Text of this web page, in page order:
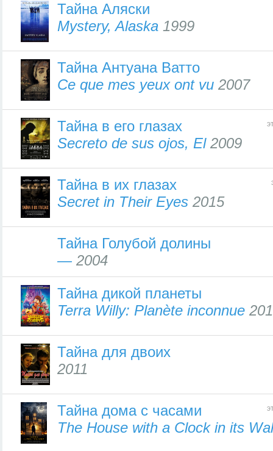
Тайна Аляски
Mystery, Alaska 1999
Тайна Антуана Ватто
Ce que mes yeux ont vu 2007
Тайна в его глазах
Secreto de sus ojos, El2009
Тайна в их глазах
Secret in Their Eyes 2015
Тайна Голубой долины
— 2004
Тайна дикой планеты
Terra Willy: Planète inconnue
Тайна для двоих
2011
Тайна дома с часами
The House with a Clock in its